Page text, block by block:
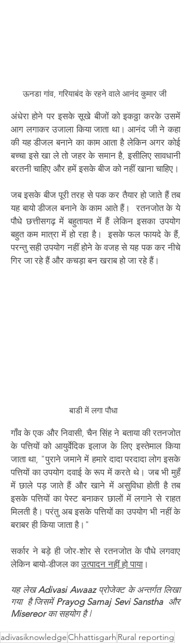
ऊनडा गांव, गरियाबंद के रहने वाले आनंद कुमार जी
अंधेरा होने पर इसके सूखे बीजों को इकठ्ठा करके उसमें
आग लगाकर उजाला किया जाता था। आनंद जी ने कहा
की यह डीजल बनाने का काम आता है लेकिन अगर कोई
बच्चा इसे खा ले तो जहर के समान है, इसीलिए सावधानी
बरतनी चाहिए और हमें इसके बीज को नहीं खाना चाहिए।
जब इसके बीज पूरी तरह से पक कर तैयार हो जाते हैं तब
यह बायो डीजल बनाने के काम आते हैं।  रतनजोत के ये
पौधे छत्तीसगढ़ में बहुतायत में हैं लेकिन इसका उपयोग
बहुत कम मात्रा में हो रहा है।  इसके फल फायदे के हैं,
परन्तु सही उपयोग नहीं होने के वजह से यह पक कर नीचे
गिर जा रहे हैं और कचड़ा बन खराब हो जा रहे हैं।
बाडी में लगा पौधा
गाँव के एक और निवासी, चैन सिंह ने बताया की रतनजोत
के पत्तियों को आयुर्वेदिक इलाज के लिए इस्तेमाल किया
जाता था, "पुराने जमाने में हमारे दादा परदादा लोग इसके
पत्तियों का उपयोग दवाई के रूप में करते थे। जब भी मुहँ
में छाले पड़ जाते हैं और खाने में असुविधा होती है तब
इसके पत्तियों का पेस्ट बनाकर छालों में लगाने से राहत
मिलती है। परंतु अब इसके पत्तियों का उपयोग भी नहीं के
बराबर ही किया जाता है।"
सर्कार ने बड़े ही जोर-शोर से रतनजोत के पौधे लगवाए
लेकिन बायो-डीजल का उत्पादन नहीं हो पाया।
यह लेख Adivasi Awaaz प्रोजेक्ट के अन्तर्गत लिखा
गया  है जिसमें Prayog Samaj Sevi Sanstha
  और
Misereor का सहयोग है l
adivasiknowledgeChhattisgarh Rural reporting